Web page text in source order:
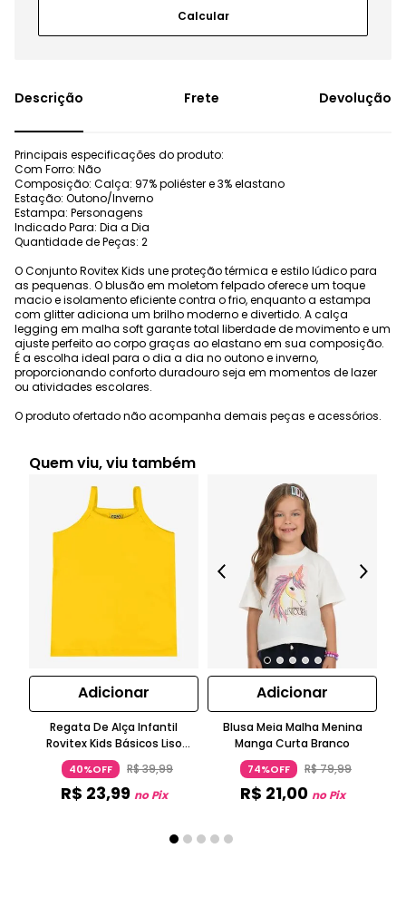
Frete Devolução
Principais especificações do produto:
Com Forro: Não
Composição: Calça: 97% poliéster e 3% elastano
Estação: Outono/Inverno
Estampa: Personagens
Indicado Para: Dia a Dia
Quantidade de Peças: 2
O Conjunto Rovitex Kids une proteção térmica e estilo lúdico para
as pequenas. O blusão em moletom felpado oferece um toque
macio e isolamento eficiente contra o frio, enquanto a estampa
com glitter adiciona um brilho moderno e divertido. A calça
legging em malha soft garante total liberdade de movimento e um
ajuste perfeito ao corpo graças ao elastano em sua composição.
É a escolha ideal para o dia a dia no outono e inverno,
proporcionando conforto duradouro seja em momentos de lazer
ou atividades escolares.
O produto ofertado não acompanha demais peças e acessórios.
Quem viu, viu também
Adicionar
Regata De Alça Infantil
Rovitex Kids Básicos Liso
Amarelo
40%OFF R$39,99
R$ 23,99 no Pix
Adicionar
Blusa Meia Malha Menina
Manga Curta Branco
74%OFF R$79,99
R$ 21,00 no Pix